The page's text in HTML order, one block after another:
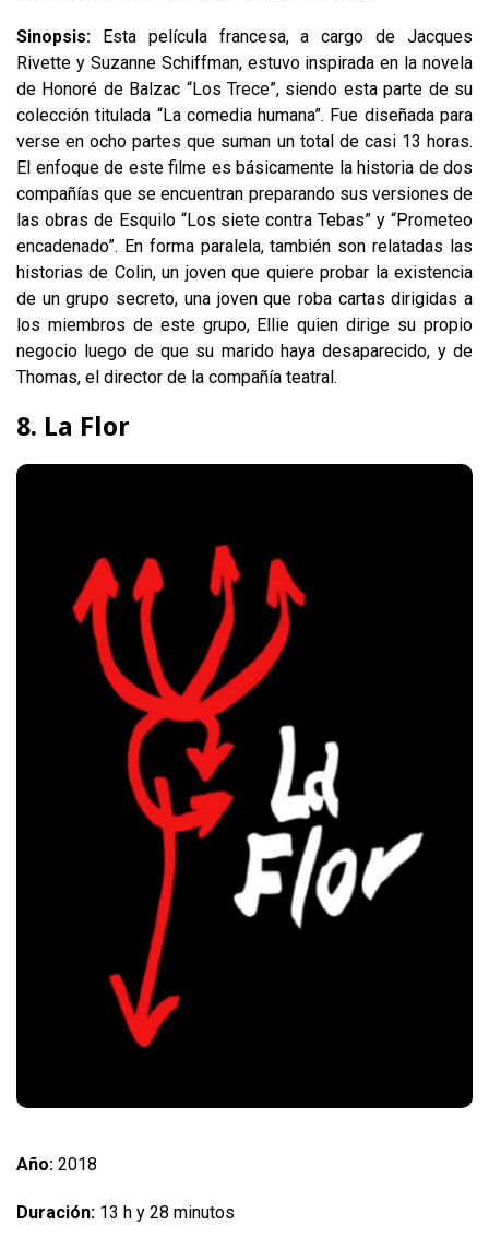
Sinopsis: Esta película francesa, a cargo de Jacques
Rivette y Suzanne Schiffman, estuvo inspirada en la novela
de Honoré de Balzac “Los Trece”, siendo esta parte de su
colección titulada “La comedia humana”. Fue diseñada para
verse en ocho partes que suman un total de casi 13 horas.
El enfoque de este filme es básicamente la historia de dos
compañías que se encuentran preparando sus versiones de
las obras de Esquilo “Los siete contra Tebas” y “Prometeo
encadenado”. En forma paralela, también son relatadas las
historias de Colin, un joven que quiere probar la existencia
de un grupo secreto, una joven que roba cartas dirigidas a
los miembros de este grupo, Ellie quien dirige su propio
negocio luego de que su marido haya desaparecido, y de
Thomas, el director de la compañía teatral.
8. La Flor
Año: 2018
Duración: 13 h y 28 minutos